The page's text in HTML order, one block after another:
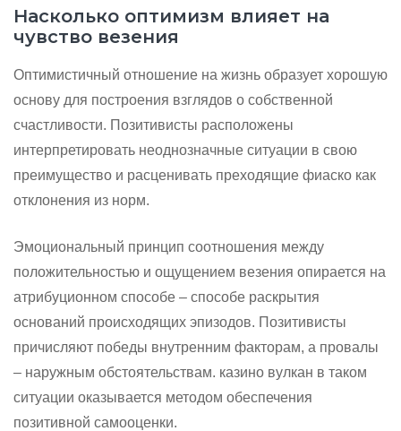
Насколько оптимизм влияет на
чувство везения
Оптимистичный отношение на жизнь образует хорошую
основу для построения взглядов о собственной
счастливости. Позитивисты расположены
интерпретировать неоднозначные ситуации в свою
преимущество и расценивать преходящие фиаско как
отклонения из норм.
Эмоциональный принцип соотношения между
положительностью и ощущением везения опирается на
атрибуционном способе – способе раскрытия
оснований происходящих эпизодов. Позитивисты
причисляют победы внутренним факторам, а провалы
– наружным обстоятельствам. казино вулкан в таком
ситуации оказывается методом обеспечения
позитивной самооценки.